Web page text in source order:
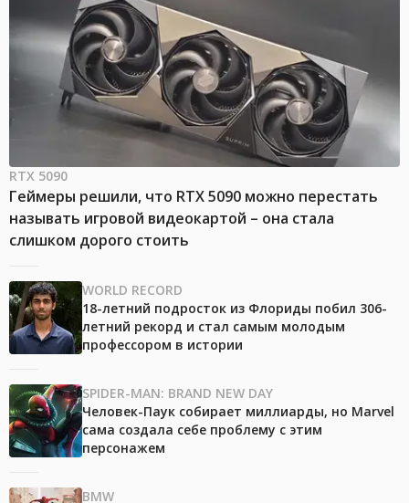
RTX 5090
Геймеры решили, что RTX 5090 можно перестать
называть игровой видеокартой – она стала
слишком дорого стоить
WORLD RECORD
18-летний подросток из Флориды побил 306-
летний рекорд и стал самым молодым
профессором в истории
SPIDER-MAN: BRAND NEW DAY
Человек-Паук собирает миллиарды, но Marvel
сама создала себе проблему с этим
персонажем
BMW